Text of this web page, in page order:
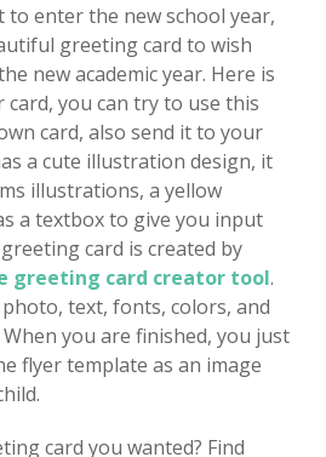
to enter the new school year,
greeting card to wish
new academic year. Here is
card, you can try to use this
card, also send it to your
a cute illustration design, it
illustrations, a yellow
a textbox to give you input
card is created by
greeting card creator tool.
text, fonts, colors, and
you are finished, you just
flyer template as an image
card you wanted? Find